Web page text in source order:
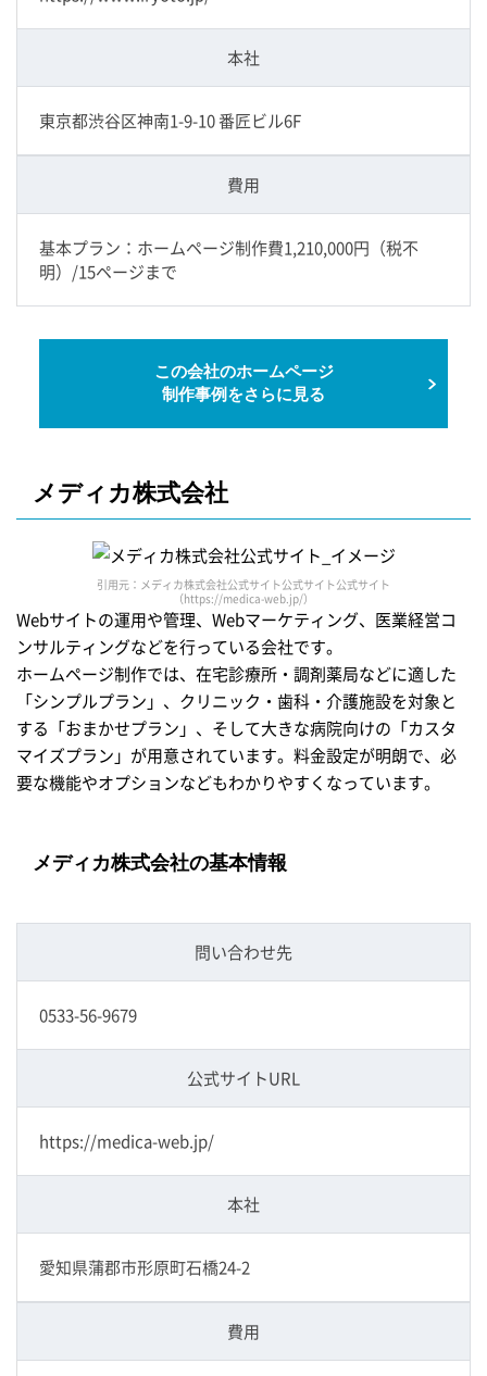
本社
東京都渋谷区神南1-9-10 番匠ビル6F
費用
基本プラン：ホームページ制作費1,210,000円（税不
明）/15ページまで
この会社のホームページ
制作事例をさらに見る
メディカ株式会社
引用元：メディカ株式会社公式サイト公式サイト公式サイト
（https://medica-web.jp/）
Webサイトの運用や管理、Webマーケティング、医業経営コ
ンサルティングなどを行っている会社です。
ホームページ制作では、在宅診療所・調剤薬局などに適した
「シンプルプラン」、クリニック・歯科・介護施設を対象と
する「おまかせプラン」、そして大きな病院向けの「カスタ
マイズプラン」が用意されています。料金設定が明朗で、必
要な機能やオプションなどもわかりやすくなっています。
メディカ株式会社の基本情報
問い合わせ先
0533-56-9679
公式サイトURL
https://medica-web.jp/
本社
愛知県蒲郡市形原町石橋24-2
費用